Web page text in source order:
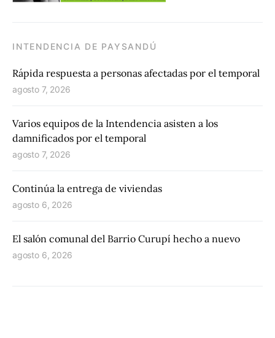
INTENDENCIA DE PAYSANDÚ
Rápida respuesta a personas afectadas por el temporal
agosto 7, 2026
Varios equipos de la Intendencia asisten a los
damnificados por el temporal
agosto 7, 2026
Continúa la entrega de viviendas
agosto 6, 2026
El salón comunal del Barrio Curupí hecho a nuevo
agosto 6, 2026